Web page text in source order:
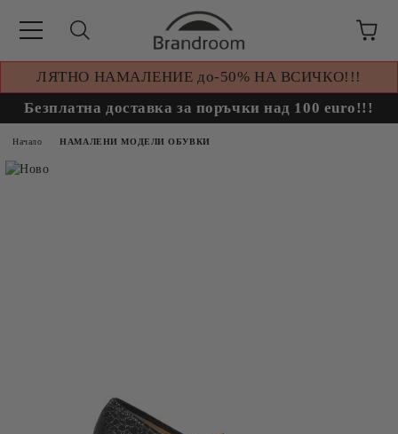
ЛЯТНО НАМАЛЕНИЕ до-50% НА ВСИЧКО!!!
Безплатна доставка за поръчки над 100 euro!!!
Начало НАМАЛЕНИ МОДЕЛИ ОБУВКИ